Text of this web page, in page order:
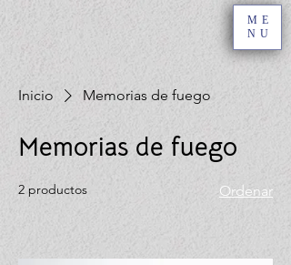
ME
NU
Inicio Memorias de fuego
Memorias de fuego
2 productos Ordenar